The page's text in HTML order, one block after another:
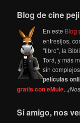
Blog de cine
En este Blog
entresijos,
"libro", la
Torá, y más
sin
películas
gratis con eMule...
Sí amigo, nos